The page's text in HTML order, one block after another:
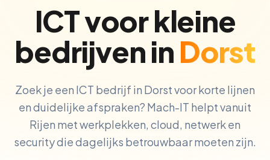
ICT voor kleine
bedrijven inDorst
Zoek je een ICT bedrijf in Dorst voor korte lijnen
en duidelijke afspraken? Mach-IT helpt vanuit
Rijen met werkplekken, cloud, netwerk en
security die dagelijks betrouwbaar moeten zijn.